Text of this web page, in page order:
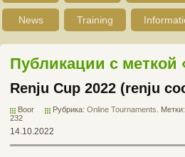
News Training
Публикации с меткой
Renju Cup 2022 (renju
Boor Рубрика: Online Tournaments . Метки:
232
14.10.2022